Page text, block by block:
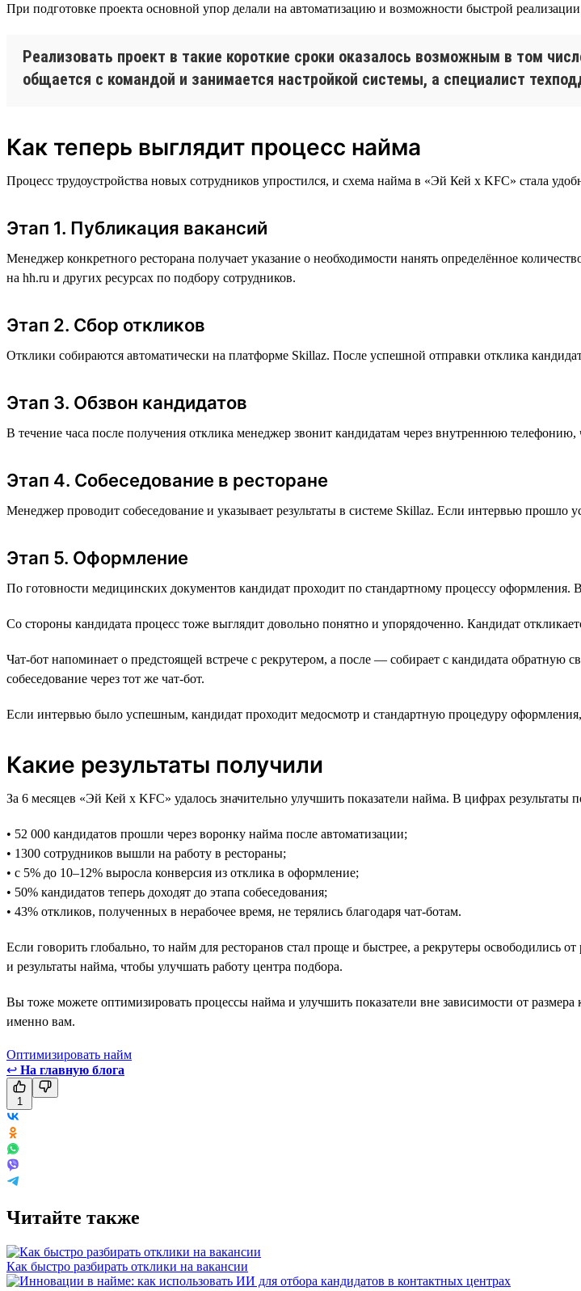
При подготовке проекта основной упор делали на автоматизацию и возможности быстрой
Реализовать проект в такие короткие сроки оказалось возможным в том
общается с командой и занимается настройкой системы, а специалист
Как теперь выглядит процесс найма
Процесс трудоустройства новых сотрудников упростился, и схема найма в «Эй Кей x KFC» стала
Этап 1. Публикация вакансий
Менеджер конкретного ресторана получает указание о необходимости нанять определённое
на hh.ru и других ресурсах по подбору сотрудников.
Этап 2. Сбор откликов
Отклики собираются автоматически на платформе Skillaz. После успешной отправки отклика
Этап 3. Обзвон кандидатов
В течение часа после получения отклика менеджер звонит кандидатам через внутреннюю телефонию,
Этап 4. Собеседование в ресторане
Менеджер проводит собеседование и указывает результаты в системе Skillaz. Если интервью прошло
Этап 5. Оформление
По готовности медицинских документов кандидат проходит по стандартному процессу оформления.
Со стороны кандидата процесс тоже выглядит довольно понятно и упорядоченно. Кандидат
Чат-бот напоминает о предстоящей встрече с рекрутером, а после — собирает с кандидата обратную
собеседование через тот же чат-бот.
Если интервью было успешным, кандидат проходит медосмотр и стандартную процедуру
Какие результаты получили
За 6 месяцев «Эй Кей x KFC» удалось значительно улучшить показатели найма. В цифрах результаты
• 52 000 кандидатов прошли через воронку найма после автоматизации;
• 1300 сотрудников вышли на работу в рестораны;
• с 5% до 10–12% выросла конверсия из отклика в оформление;
• 50% кандидатов теперь доходят до этапа собеседования;
• 43% откликов, полученных в нерабочее время, не терялись благодаря чат-ботам.
Если говорить глобально, то найм для ресторанов стал проще и быстрее, а рекрутеры освободились
и результаты найма, чтобы улучшать работу центра подбора.
Вы тоже можете оптимизировать процессы найма и улучшить показатели вне зависимости от
именно вам.
Оптимизировать найм
↩ На главную блога
1
Читайте также
Как быстро разбирать отклики на вакансии